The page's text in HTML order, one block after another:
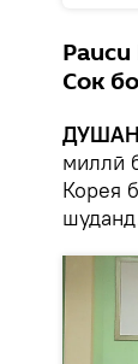
Сок
миллӣ
Корея